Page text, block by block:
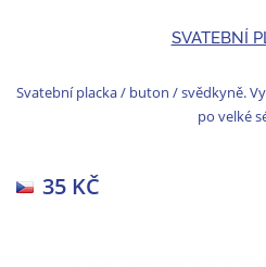
SVATEBNÍ
Svatební placka / buton / svědkyně.
po velké
35 KČ